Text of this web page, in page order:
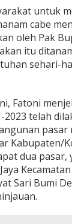
untuk
cabe
oleh Pak
itu
sehari-
Fatoni
telah
pasar
Kabupaten/
dua pasar,
Sari Bumi